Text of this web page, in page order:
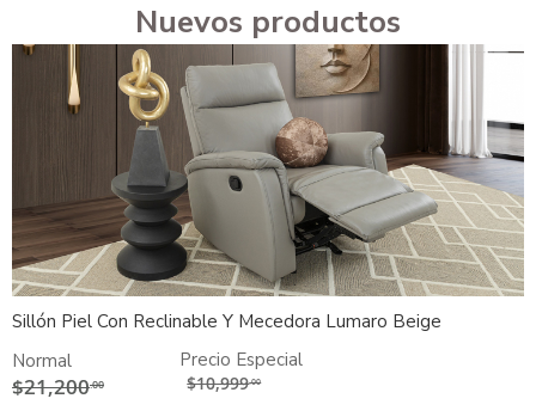
Nuevos productos
Sillón Piel Con Reclinable Y Mecedora Lumaro Beige
Normal
$21,200.00
Precio Especial
$10,999.00